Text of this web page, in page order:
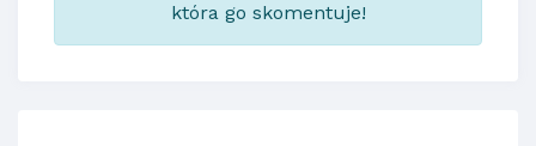
która go skomentuje!